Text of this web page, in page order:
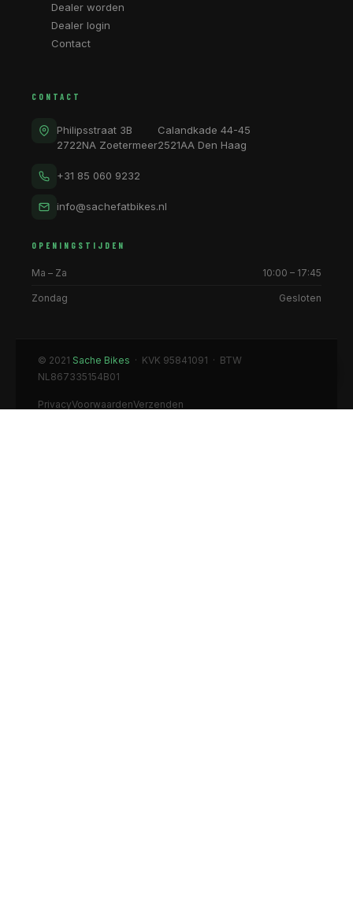
Dealer worden
Dealer login
Contact
CONTACT
Philipsstraat 3B
2722NA Zoetermeer
Calandkade 44-45
2521AA Den Haag
+31 85 060 9232
info@sachefatbikes.nl
OPENINGSTIJDEN
Ma – Za 10:00 – 17:45
Zondag Gesloten
© 2021 Sache Bikes · KVK 95841091 · BTW
NL867335154B01
PrivacyVoorwaardenVerzenden